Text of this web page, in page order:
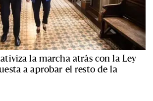
la marcha atrás con la Ley
a aprobar el resto de la